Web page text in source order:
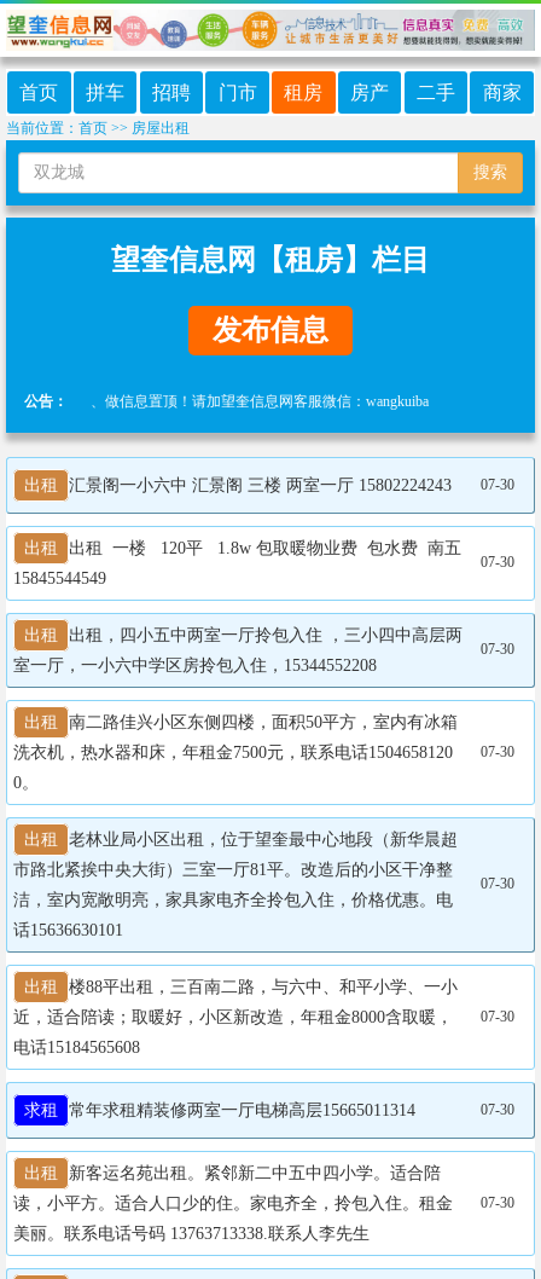
首页 拼车 招聘 门市 租房 房产 二手 商家
当前位置： 首页 >> 房屋出租
搜索
望奎信息网【租房】栏目
发布信息
公告：
推广、做信息置顶！请加望奎信息网客服微信：wangkuiba
出租 汇景阁一小六中 汇景阁 三楼 两室一厅 15802224243 07-30
出租
出租  一楼   120平   1.8w 包取暖物业费  包水费  南五
15845544549
07-30
出租
出租，四小五中两室一厅拎包入住 ，三小四中高层两
室一厅，一小六中学区房拎包入住，15344552208
07-30
出租
南二路佳兴小区东侧四楼，面积50平方，室内有冰箱
洗衣机，热水器和床，年租金7500元，联系电话1504658120
0。
07-30
出租
老林业局小区出租，位于望奎最中心地段（新华晨超
市路北紧挨中央大街）三室一厅81平。改造后的小区干净整
洁，室内宽敞明亮，家具家电齐全拎包入住，价格优惠。电
话15636630101
07-30
出租
楼88平出租，三百南二路，与六中、和平小学、一小
近，适合陪读；取暖好，小区新改造，年租金8000含取暖，
电话15184565608
07-30
求租 常年求租精装修两室一厅电梯高层15665011314 07-30
出租
新客运名苑出租。紧邻新二中五中四小学。适合陪
读，小平方。适合人口少的住。家电齐全，拎包入住。租金
美丽。联系电话号码 13763713338.联系人李先生
07-30